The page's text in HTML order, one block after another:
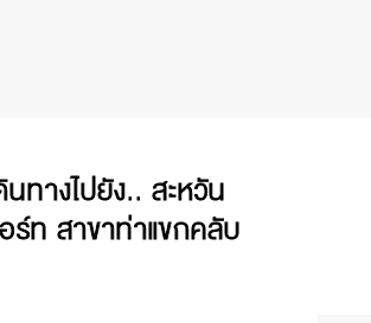
นทางไปยัง.. สะหวัน
ร์ท สาขาท่าแขกคลับ